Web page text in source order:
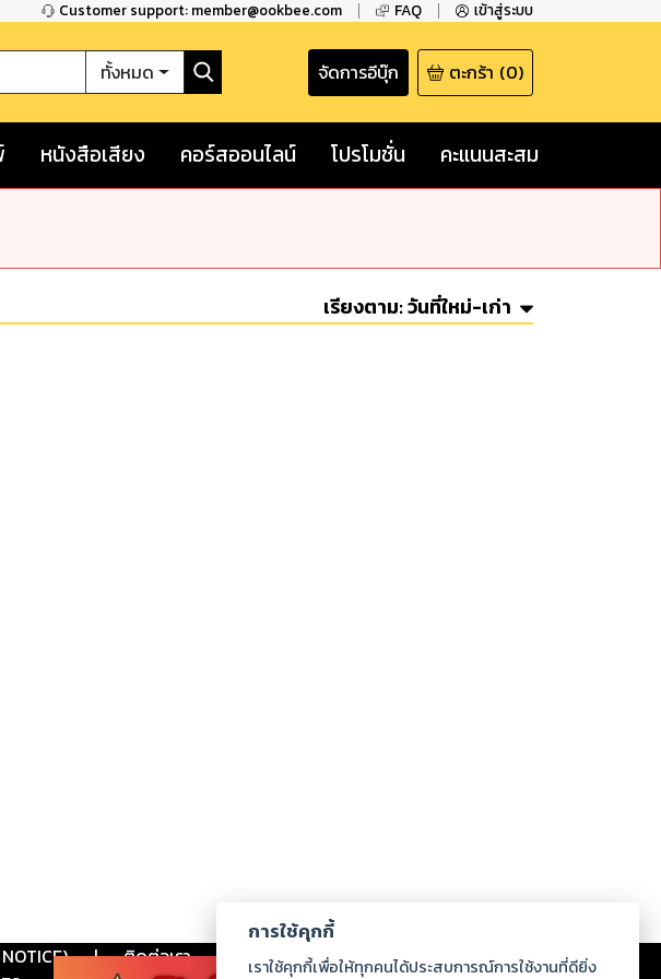
Customer support: member@ookbee.com FAQ เข้าสู่ระบบ
ทั้งหมด จัดการอีบุ๊ก ตะกร้า (0)
หนังสือเสียง คอร์สออนไลน์ โปรโมชั่น คะแนนสะสม
เรียงตาม:วันที่ใหม่-เก่า
| ติดต่อเรา ร่วมงานกับเรา ดาวน์โหลด
การใช้คุกกี้
เราใช้คุกกี้เพื่อให้ทุกคนได้ประสบการณ์การใช้งานที่ดียิ่ง